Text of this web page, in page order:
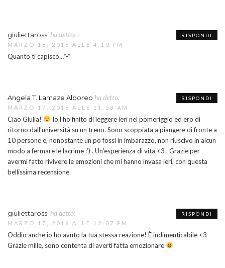
giuliettarossi ha detto:
MARZO 18, 2016 ALLE 4:10 PM
Quanto ti capisco…*-*
RISPONDI
Angela T. Lamaze Alboreo ha detto:
MARZO 17, 2016 ALLE 11:58 AM
Ciao Giulia!
Io l’ho finito di leggere ieri nel pomeriggio ed ero di
ritorno dall’università su un treno. Sono scoppiata a piangere di fronte a
10 persone e, nonostante un po fossi in imbarazzo, non riuscivo in alcun
modo a fermare le lacrime :’) . Un’esperienza di vita <3 . Grazie per
avermi fatto rivivere le emozioni che mi hanno invasa ieri, con questa
bellissima recensione.
RISPONDI
giuliettarossi ha detto:
MARZO 17, 2016 ALLE 12:07 PM
Oddio anche io ho avuto la tua stessa reazione! È indimenticabile <3
Grazie mille, sono contenta di averti fatta emozionare
RISPONDI